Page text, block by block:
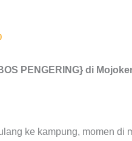
PENGERING} di
ke kampung, momen di